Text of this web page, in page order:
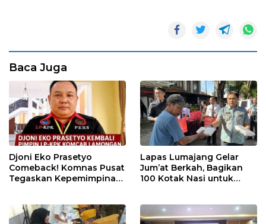
Baca Juga
Djoni Eko Prasetyo
Comeback! Komnas Pusat
Tegaskan Kepemimpinan
Lapas Lumajang Gelar
Jum’at Berkah, Bagikan
100 Kotak Nasi untuk